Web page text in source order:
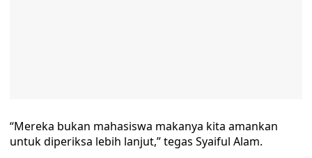
“Mereka bukan mahasiswa makanya kita amankan
untuk diperiksa lebih lanjut,” tegas Syaiful Alam.